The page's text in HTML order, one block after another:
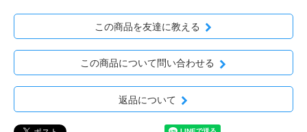
この商品を友達に教える
この商品について問い合わせる
返品について